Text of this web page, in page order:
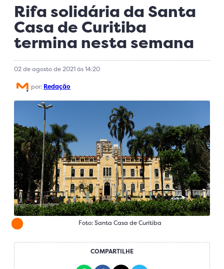
Rifa solidária da Santa
Casa de Curitiba
termina nesta semana
02 de agosto de 2021 às 14:20
por: Redação
Foto: Santa Casa de Curitiba
COMPARTILHE